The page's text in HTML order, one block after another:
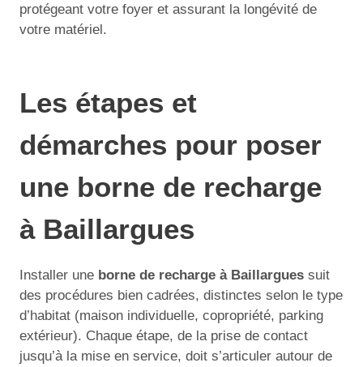
protégeant votre foyer et assurant la longévité de
votre matériel.
Les étapes et
démarches pour poser
une borne de recharge
à Baillargues
Installer une borne de recharge à Baillargues suit
des procédures bien cadrées, distinctes selon le type
d’habitat (maison individuelle, copropriété, parking
extérieur). Chaque étape, de la prise de contact
jusqu’à la mise en service, doit s’articuler autour de